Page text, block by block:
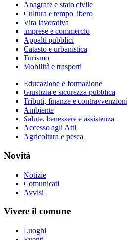
Anagrafe e stato civile
Cultura e tempo libero
Vita lavorativa
Imprese e commercio
Appalti pubblici
Catasto e urbanistica
Turismo
Mobilità e trasporti
Educazione e formazione
Giustizia e sicurezza pubblica
Tributi, finanze e contravvenzioni
Ambiente
Salute, benessere e assistenza
Accesso agli Atti
Agricoltura e pesca
Novità
Notizie
Comunicati
Avvisi
Vivere il comune
Luoghi